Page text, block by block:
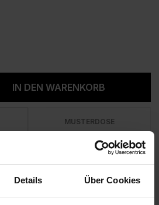
Details Über Cookies
Gib den gewünschten
IN DEN WARENKORB
MUSTERDOSE